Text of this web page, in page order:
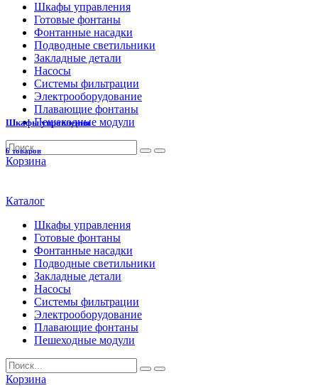
Шкафы управления
Готовые фонтаны
Фонтанные насадки
Подводные светильники
Закладные детали
Насосы
Системы фильтрации
Электрооборудование
Плавающие фонтаны
Пешеходные модули
Корзина
Каталог
Шкафы управления
Готовые фонтаны
Фонтанные насадки
Подводные светильники
Закладные детали
Насосы
Системы фильтрации
Электрооборудование
Плавающие фонтаны
Пешеходные модули
Корзина
Шкафы управления
6 товаров